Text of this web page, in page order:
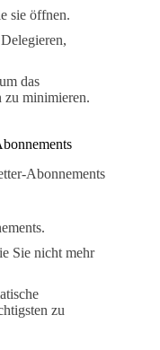
sie öffnen.
das
zu minimieren.
Abonnements
Sie nicht mehr
zu